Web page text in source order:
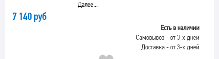
Далее...
7 140 руб
Есть в наличии
Самовывоз - от 3-х дней
Доставка - от 3-х дней